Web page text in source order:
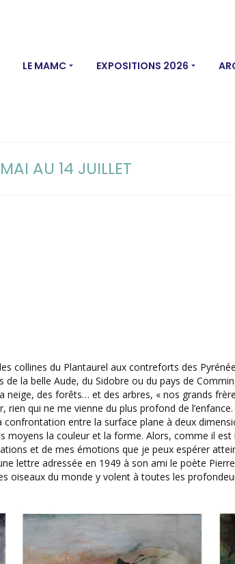
LE MAMC EXPOSITIONS 2026
AU 14 JUILLET
collines du Plantaurel aux contreforts des
la belle Aude, du Sidobre ou du pays de
neige, des forêts… et des arbres, « nos grands
qui ne me vienne du plus profond de l’enfance.
confrontation entre la surface plane à deux
moyens la couleur et la forme. Alors, comme il est
et de mes émotions que je peux espérer
lettre adressée en 1949 à son ami le poète
oiseaux du monde y volent à toutes les